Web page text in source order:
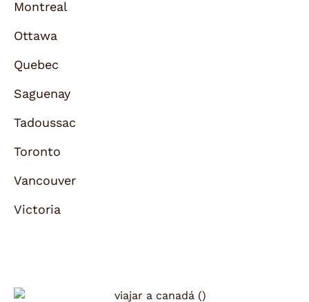
Montreal
Ottawa
Quebec
Saguenay
Tadoussac
Toronto
Vancouver
Victoria